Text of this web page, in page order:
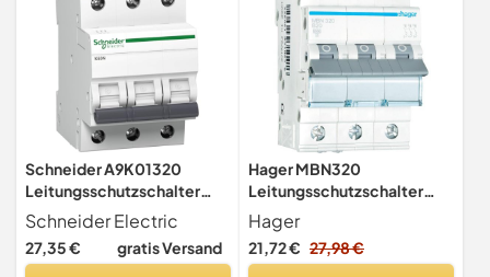
Schneider A9K01320
Leitungsschutzschalter
K60N 3P, 20A, B
Charakteristik, 6kA
Schneider Electric
27,35 € gratis Versand
Hager MBN320
Leitungsschutzschalter
20A
Hager
21,72 € 27,98 €